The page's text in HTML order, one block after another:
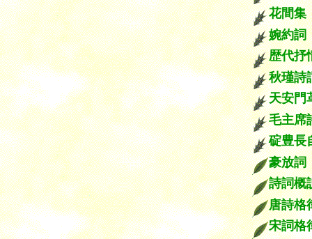
花間集
婉約詞
歴代抒
秋瑾詩
天安門
毛主席
碇豊長
豪放
詩詞
唐詩
宋詞格